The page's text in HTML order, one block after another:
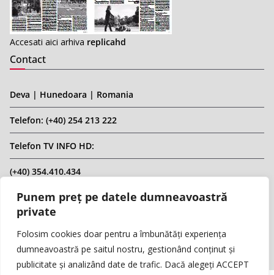
Punem preț pe datele dumneavoastră
private
Folosim cookies doar pentru a îmbunătăți experiența
dumneavoastră pe saitul nostru, gestionând conținut și
publicitate și analizând date de trafic. Dacă alegeți ACCEPT
Accesati aici arhiva replicahd
Contact
Deva | Hunedoara | Romania
Telefon: (+40) 254 213 222
Telefon TV INFO HD:
(+40) 354.410.434
Email: infohd20@gmail.com
Website: www.replicahd.ro